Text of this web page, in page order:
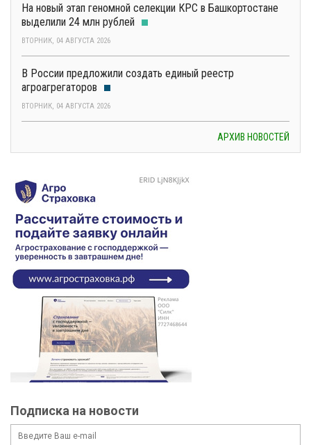
На новый этап геномной селекции КРС в Башкортостане
выделили 24 млн рублей
ВТОРНИК, 04 АВГУСТА 2026
В России предложили создать единый реестр
агроагрегаторов
ВТОРНИК, 04 АВГУСТА 2026
АРХИВ НОВОСТЕЙ
Подписка на новости